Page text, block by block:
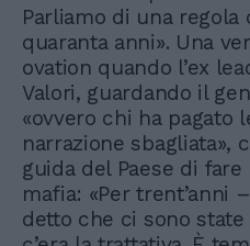
Parliamo di una regola
quaranta anni». Una
ovation quando l’ex
Valori, guardando il
«ovvero chi ha pagato
narrazione sbagliata»,
guida del Paese di
mafia: «Per trent’anni
detto che ci sono